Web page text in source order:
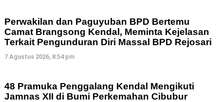
Perwakilan dan Paguyuban BPD Bertemu
Camat Brangsong Kendal, Meminta Kejelasan
Terkait Pengunduran Diri Massal BPD Rejosari
7 Agustus 2026, 8:54 pm
48 Pramuka Penggalang Kendal Mengikuti
Jamnas XII di Bumi Perkemahan Cibubur